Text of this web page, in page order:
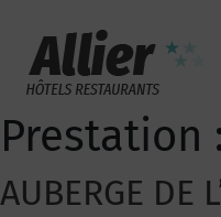
Prestation
AUBERGE DE